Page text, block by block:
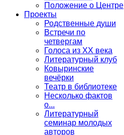
Положение о Центре
Проекты
Родственные души
Встречи по
четвергам
Голоса из ХХ века
Литературный клуб
Ковыринские
вечёрки
Театр в библиотеке
Несколько фактов
о...
Литературный
семинар молодых
авторов